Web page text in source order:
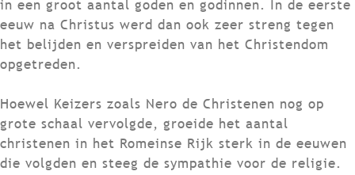
in een groot aantal goden en godinnen. In de eerste
eeuw na Christus werd dan ook zeer streng tegen
het belijden en verspreiden van het Christendom
opgetreden.
Hoewel Keizers zoals Nero de Christenen nog op
grote schaal vervolgde, groeide het aantal
christenen in het Romeinse Rijk sterk in de eeuwen
die volgden en steeg de sympathie voor de religie.